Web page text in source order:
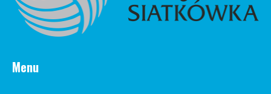
Menu